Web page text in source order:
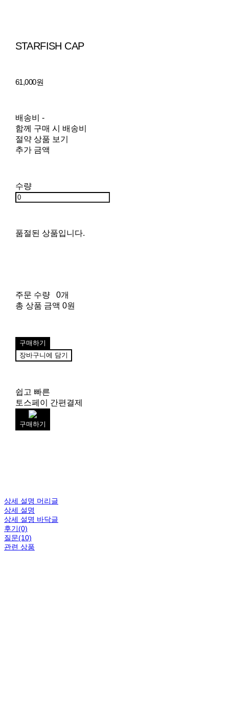
STARFISH CAP
61,000원
배송비 -
함께 구매 시 배송비
절약 상품 보기
추가 금액
수량
품절된 상품입니다.
주문 수량
0개
총 상품 금액 0원
구매하기
장바구니에 담기
쉽고 빠른
토스페이 간편결제
구매하기
상세 설명 머리글
상세 설명
상세 설명 바닥글
후기(0)
질문(10)
관련 상품